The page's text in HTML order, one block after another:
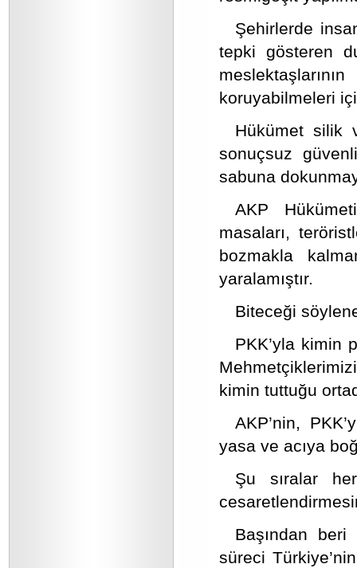
Şehirlerde
tepki gösteren
koruyabilmeleri
Hükümet silik
sonuçsuz
sabuna
AKP
masaları,
bozmakla
yaralamıştır.
Biteceği
PKK’yla kimin
kimin tuttuğu
AKP’nin,
yasa ve acıya
Şu sıralar
Başından
süreci